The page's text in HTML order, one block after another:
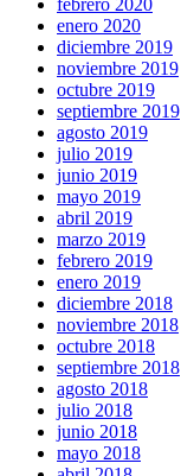
febrero 2020
enero 2020
diciembre 2019
noviembre 2019
octubre 2019
septiembre 2019
agosto 2019
julio 2019
junio 2019
mayo 2019
abril 2019
marzo 2019
febrero 2019
enero 2019
diciembre 2018
noviembre 2018
octubre 2018
septiembre 2018
agosto 2018
julio 2018
junio 2018
mayo 2018